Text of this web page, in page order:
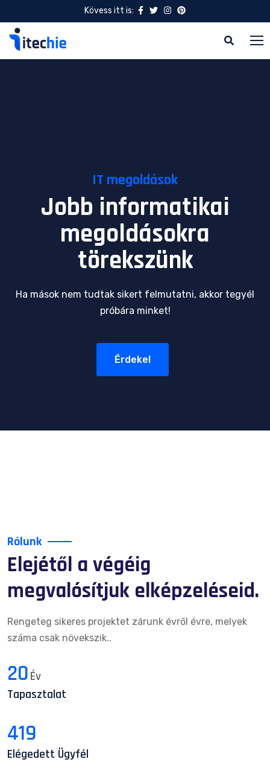
Kövess itt is:
IT megoldások
Jobb informatikai
megoldásokra
törekszünk
Ha mások nem tudtak sikert felmutatni, akkor tegyél
próbára minket!
Érdekel
Rólunk
Elejétől a végéig
megvalósítjuk elképzeléseid.
Rengeteg sikeres projektet zárunk évről évre, melyek
száma csak növekszik..
20Év
Tapasztalat
419
Elégedett Ügyfél